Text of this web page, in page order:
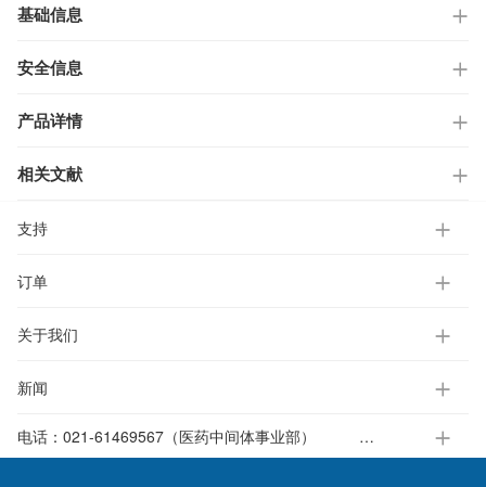
基础信息
安全信息
产品详情
相关文献
支持
订单
关于我们
新闻
电话： 021-61469567（医药中间体事业部）